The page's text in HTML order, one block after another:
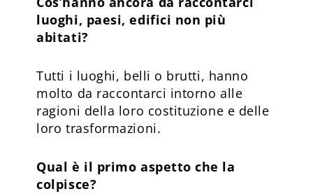
luoghi, paesi, edifici non più
abitati?
Tutti i luoghi, belli o brutti, hanno
molto da raccontarci intorno alle
ragioni della loro costituzione e delle
loro trasformazioni.
Qual è il primo aspetto che la
colpisce?